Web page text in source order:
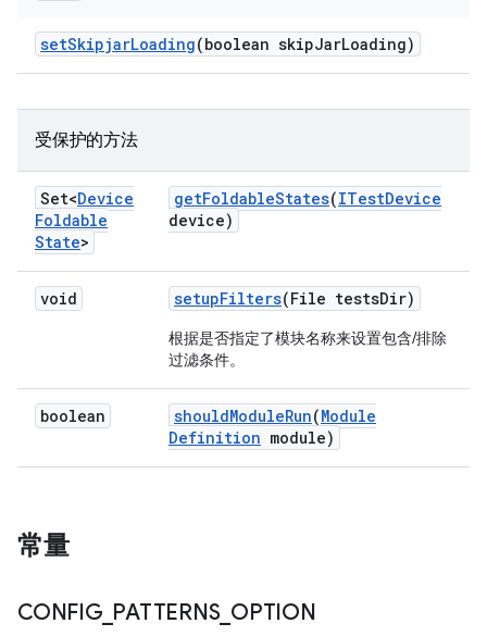
setSkipjarLoading(boolean skipJarLoading)
受保护的方法
Set<Device
Foldable
State>
getFoldableStates(ITestDevice
device)
void setupFilters(File testsDir)
根据是否指定了模块名称来设置包含/排除
过滤条件。
boolean shouldModuleRun(Module
Definition module)
常量
CONFIG_ PATTERNS_ OPTION